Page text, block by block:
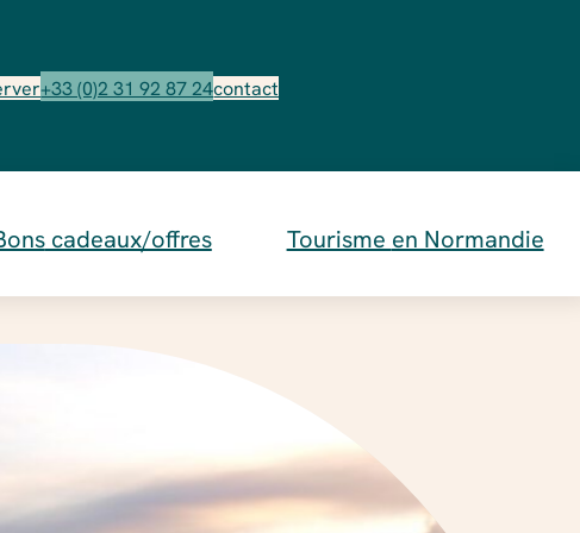
+33 (0)2 31 92 87 24contact
cadeaux/offres Tourisme en Normandie